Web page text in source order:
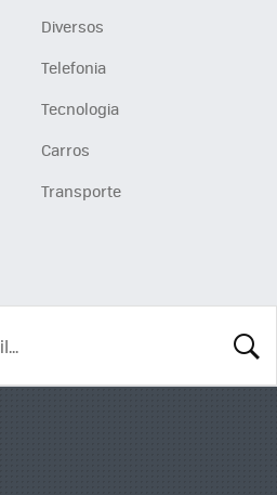
Diversos
Telefonia
Tecnologia
Carros
Transporte